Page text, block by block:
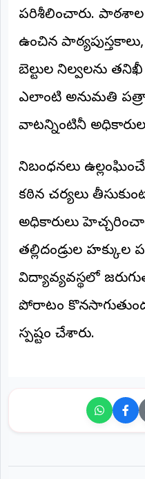
పరిశీలించారు.
ఉంచిన
బెల్టుల నిల్వలను
ఎలాంటి అనుమతి
వాటన్నింటినీ
నిబంధనలు
కఠిన చర్యలు
అధికారులు
తల్లిదండ్రుల హక్కుల
విద్యావ్యవస్థలో
పోరాటం
స్పష్టం చేశారు.